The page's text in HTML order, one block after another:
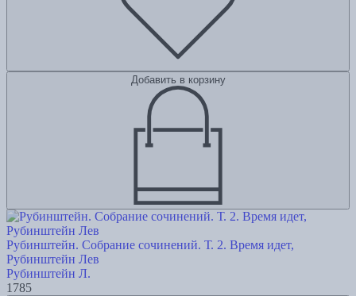
Добавить в корзину
Рубинштейн. Собрание сочинений. Т. 2. Время идет,
Рубинштейн Лев
Рубинштейн Л.
1785